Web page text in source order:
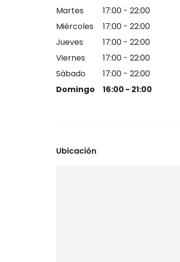
Martes
17:00 - 22:00
Miércoles
17:00 - 22:00
Jueves
17:00 - 22:00
Viernes
17:00 - 22:00
Sábado
17:00 - 22:00
Domingo
16:00 - 21:00
Ubicación